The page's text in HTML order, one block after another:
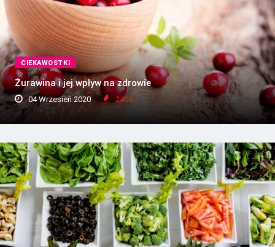
CIEKAWOSTKI
Żurawina i jej wpływ na zdrowie
04 Wrzesień 2020 2408